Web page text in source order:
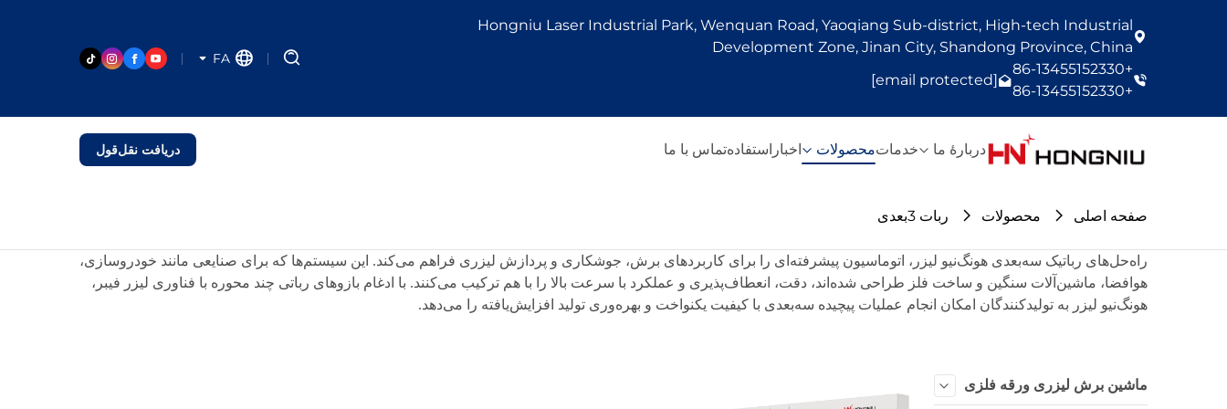
Hongniu Laser Industrial Park, Wenquan Road, Yaoqiang Sub-district, High-tech Industrial
Development Zone, Jinan City, Shandong Province, China
+86-13455152330
+86-13455152330
[email protected]
FA
دربارهٔ ما خدماتمحصولات اخبار استفادهتماس با ما دریافت نقل‌قول
صفحه اصلی محصولات ربات 3بعدی
راه‌حل‌های رباتیک سه‌بعدی هونگ‌نیو لیزر، اتوماسیون پیشرفته‌ای را برای کاربردهای برش، جوشکاری و پردازش لیزری فراهم می‌کند. این سیستم‌ها که برای صنایعی مانند خودروسازی،
هوافضا، ماشین‌آلات سنگین و ساخت فلز طراحی شده‌اند، دقت، انعطاف‌پذیری و عملکرد با سرعت بالا را با هم ترکیب می‌کنند. با ادغام بازوهای رباتی چند محوره با فناوری لیزر فیبر،
هونگ‌نیو لیزر به تولیدکنندگان امکان انجام عملیات پیچیده سه‌بعدی با کیفیت یکنواخت و بهره‌وری تولید افزایش‌یافته را می‌دهد.
ماشین برش لیزری ورقه فلزی